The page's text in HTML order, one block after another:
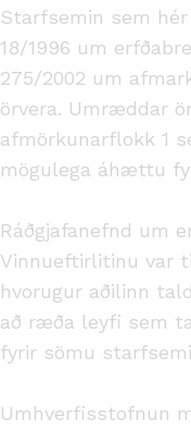
Starfsemin sem
18/1996 um
275/2002 um
örvera. Umræddar
afmörkunarflokk 1
mögulega áhættu
Ráðgjafanefnd um
Vinnueftirlitinu var
hvorugur aðilinn
að ræða leyfi sem
fyrir sömu
Umhverfisstofnun